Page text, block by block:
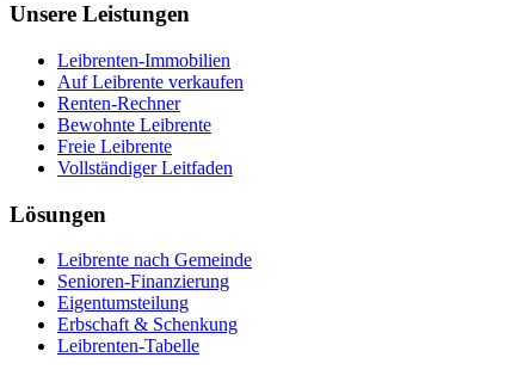
Unsere Leistungen
Leibrenten-Immobilien
Auf Leibrente verkaufen
Renten-Rechner
Bewohnte Leibrente
Freie Leibrente
Vollständiger Leitfaden
Lösungen
Leibrente nach Gemeinde
Senioren-Finanzierung
Eigentumsteilung
Erbschaft & Schenkung
Leibrenten-Tabelle